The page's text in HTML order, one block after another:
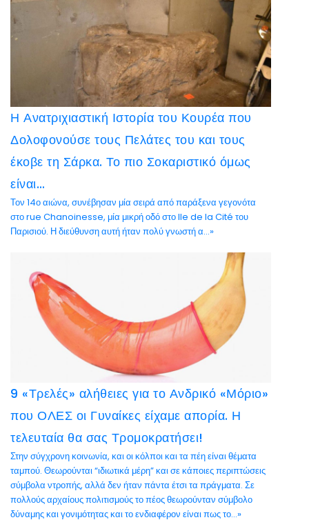
Η Ανατριχιαστική Ιστορία του Κουρέα που
Δολοφονούσε τους Πελάτες του και τους
έκοβε τη Σάρκα. Το πιο Σοκαριστικό όμως
είναι…
Τον 14ο αιώνα, συνέβησαν μία σειρά από παράξενα γεγονότα
στο rue Chanoinesse, μία μικρή οδό στο Ile de la Cité του
Παρισιού. Η διεύθυνση αυτή ήταν πολύ γνωστή α...»
9 «Τρελές» αλήθειες για το Ανδρικό «Μόριο»
που ΟΛΕΣ οι Γυναίκες είχαμε απορία. Η
τελευταία θα σας Τρομοκρατήσει!
Στην σύγχρονη κοινωνία, και οι κόλποι και τα πέη είναι θέματα
ταμπού. Θεωρούνται “ιδιωτικά μέρη” και σε κάποιες περιπτώσεις
σύμβολα ντροπής, αλλά δεν ήταν πάντα έτσι τα πράγματα. Σε
πολλούς αρχαίους πολιτισμούς το πέος θεωρούνταν σύμβολο
δύναμης και γονιμότητας και το ενδιαφέρον είναι πως το...»